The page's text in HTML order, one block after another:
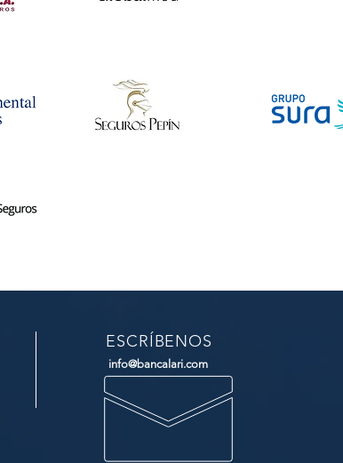
ESCRÍBENOS
info@bancalari.com